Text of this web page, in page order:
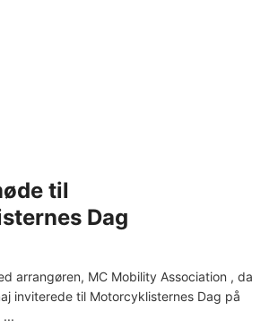
til
Dag
arrangøren, MC Mobility Association , da
inviterede til Motorcyklisternes Dag på